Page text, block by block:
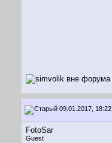
09.01.2017, 18:22
FotoSar
Guest